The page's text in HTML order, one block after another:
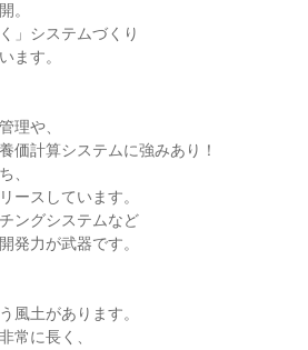
。
」システムづくり
ます。
理や、
価計算システムに強みあり！
、
ースしています。
ングシステムなど
発力が武器です。
風土があります。
常に長く、